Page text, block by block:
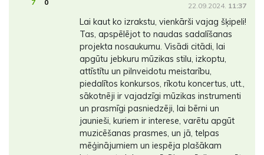
7 0 22.09.2024. 11:37
Lai kaut ko izrakstu, vienkārši vajag šķipeli!
Tas, apspēlējot to naudas sadalīšanas
projekta nosaukumu. Visādi citādi, lai
apgūtu jebkuru mūzikas stilu, izkoptu,
attīstītu un pilnveidotu meistarību,
piedalītos konkursos, rīkotu koncertus, utt.,
sākotnēji ir vajadzīgi mūzikas instrumenti
un prasmīgi pasniedzēji, lai bērni un
jaunieši, kuriem ir interese, varētu apgūt
muzicēšanas prasmes, un jā, telpas
mēģinājumiem un iespēja plašākam